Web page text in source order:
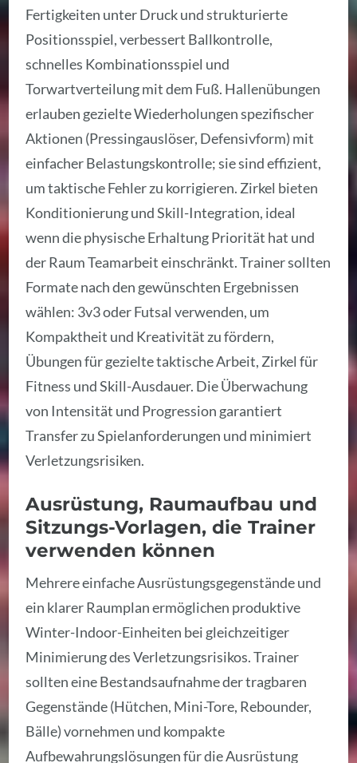
Fertigkeiten unter Druck und strukturierte
Positionsspiel, verbessert Ballkontrolle,
schnelles Kombinationsspiel und
Torwartverteilung mit dem Fuß. Hallenübungen
erlauben gezielte Wiederholungen spezifischer
Aktionen (Pressingauslöser, Defensivform) mit
einfacher Belastungskontrolle; sie sind effizient,
um taktische Fehler zu korrigieren. Zirkel bieten
Konditionierung und Skill-Integration, ideal
wenn die physische Erhaltung Priorität hat und
der Raum Teamarbeit einschränkt. Trainer sollten
Formate nach den gewünschten Ergebnissen
wählen: 3v3 oder Futsal verwenden, um
Kompaktheit und Kreativität zu fördern,
Übungen für gezielte taktische Arbeit, Zirkel für
Fitness und Skill-Ausdauer. Die Überwachung
von Intensität und Progression garantiert
Transfer zu Spielanforderungen und minimiert
Verletzungsrisiken.
Ausrüstung, Raumaufbau und
Sitzungs-Vorlagen, die Trainer
verwenden können
Mehrere einfache Ausrüstungsgegenstände und
ein klarer Raumplan ermöglichen produktive
Winter-Indoor-Einheiten bei gleichzeitiger
Minimierung des Verletzungsrisikos. Trainer
sollten eine Bestandsaufnahme der tragbaren
Gegenstände (Hütchen, Mini-Tore, Rebounder,
Bälle) vornehmen und kompakte
Aufbewahrungslösungen für die Ausrüstung